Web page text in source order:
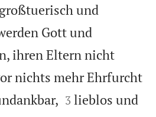
und
Gott und
ihren Eltern nicht
nichts mehr Ehrfurcht


3 lieblos und